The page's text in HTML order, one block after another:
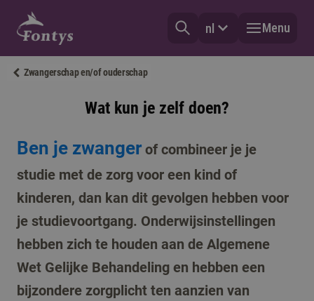
nl Menu
Zwangerschap en/of ouderschap
Wat kun je zelf doen?
Ben je zwanger of combineer je je
studie met de zorg voor een kind of
kinderen, dan kan dit gevolgen hebben voor
je studievoortgang. Onderwijsinstellingen
hebben zich te houden aan de Algemene
Wet Gelijke Behandeling en hebben een
bijzondere zorgplicht ten aanzien van